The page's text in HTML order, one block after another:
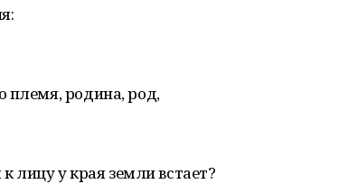
племя, родина, род,
лицу у края земли встает?